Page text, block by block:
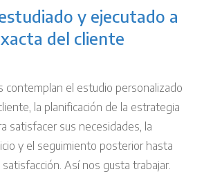
y ejecutado a
del cliente
contemplan el estudio personalizado
la planificación de la estrategia
satisfacer sus necesidades, la
y el seguimiento posterior hasta
Así nos gusta trabajar.